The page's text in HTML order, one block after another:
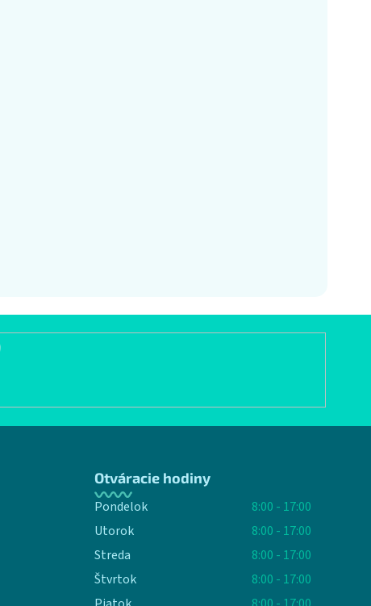
Otváracie hodiny
Pondelok
8:00 - 17:00
Utorok
8:00 - 17:00
Streda
8:00 - 17:00
Štvrtok
8:00 - 17:00